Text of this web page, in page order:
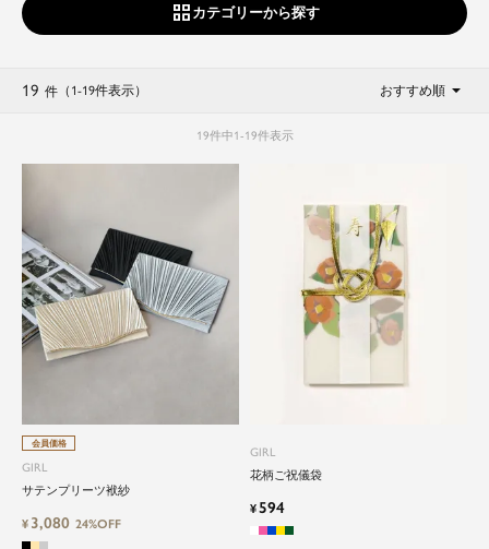
カテゴリーから探す
19 件 （1-19件表示） おすすめ順
19件中1-19件表示
会員価格
GIRL
サテンプリーツ袱紗
¥ 3,080 24%OFF
GIRL
花柄ご祝儀袋
¥594